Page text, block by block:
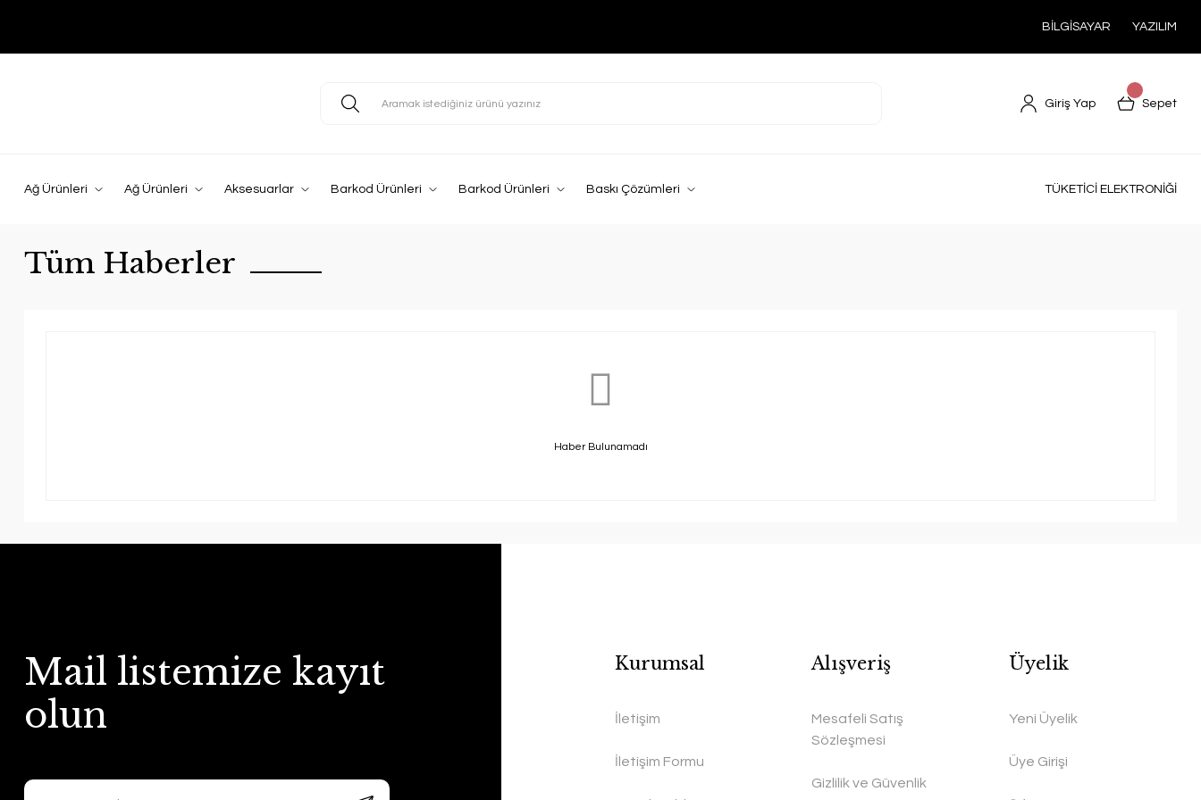
BİLGİSAYAR YAZILIM
Giriş Yap Sepet
Ağ Ürünleri Ağ Ürünleri Aksesuarlar Barkod Ürünleri Barkod Ürünleri Baskı Çözümleri TÜKETİCİ ELEKTRONİĞİ
Tüm Haberler
Haber Bulunamadı
Mail listemize kayıt
olun
Kurumsal
İletişim
İletişim Formu
Alışveriş
Mesafeli Satış
Sözleşmesi
Gizlilik ve Güvenlik
Üyelik
Yeni Üyelik
Üye Girişi